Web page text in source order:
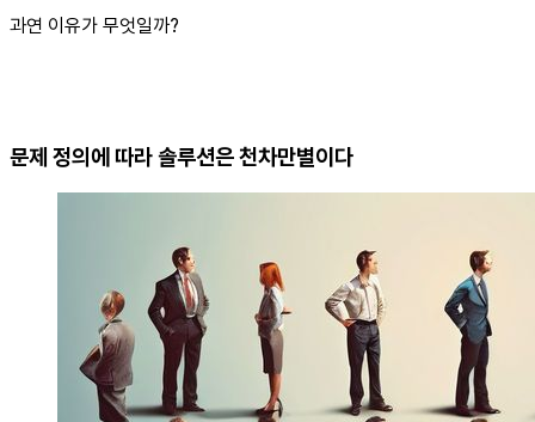
과연 이유가 무엇일까?
문제 정의에 따라 솔루션은 천차만별이다